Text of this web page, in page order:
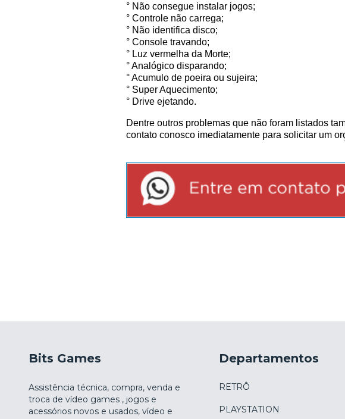
° Não consegue instalar jogos;
° Controle não carrega;
° Não identifica disco;
° Console travando;
° Luz vermelha da Morte;
° Analógico disparando;
° Acumulo de poeira ou sujeira;
° Super Aquecimento;
° Drive ejetando.
Dentre outros problemas que não foram listados
contato conosco imediatamente para solicitar um
Bits Games
Assistência técnica, compra, venda e
troca de vídeo games , jogos e
acessórios novos e usados, vídeo e
Departamentos
RETRÔ
PLAYSTATION